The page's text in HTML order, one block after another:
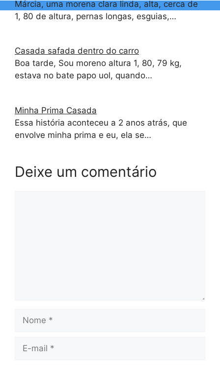
Márcia, uma morena clara linda, alta, cerca de
1, 80 de altura, pernas longas, esguias,…
Casada safada dentro do carro
Boa tarde, Sou moreno altura 1, 80, 79 kg,
estava no bate papo uol, quando…
Minha Prima Casada
Essa história aconteceu a 2 anos atrás, que
envolve minha prima e eu, ela se…
Deixe um comentário
Nome